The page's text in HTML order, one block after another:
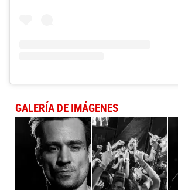
GALERÍA DE IMÁGENES